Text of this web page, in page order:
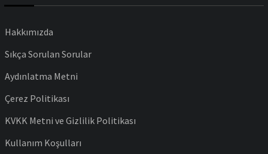
Hakkımızda
Sıkça Sorulan Sorular
Aydınlatma Metni
Çerez Politikası
KVKK Metni ve Gizlilik Politikası
Kullanım Koşulları